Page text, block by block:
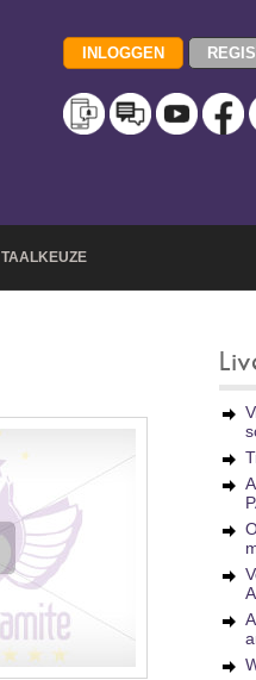
TAALKEUZE